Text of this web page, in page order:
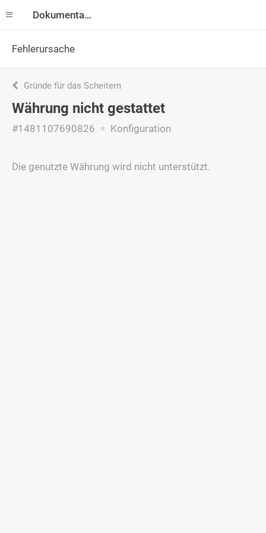
Dokumentation
Fehlerursache
Gründe für das Scheitern
Währung nicht gestattet
#1481107690826 Konfiguration
Die genutzte Währung wird nicht unterstützt.